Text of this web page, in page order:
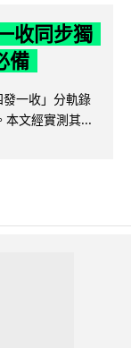
收同步獨
備
一收」分軌錄
文經實測其...